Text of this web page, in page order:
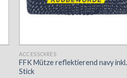
ACCESSOIRES
FFK Mütze reflektierend navy inkl.
Stick